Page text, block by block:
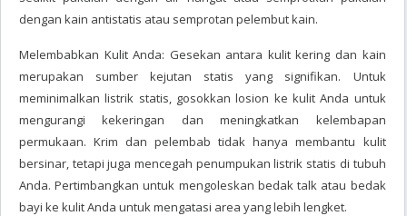
dengan kain antistatis atau semprotan pelembut kain.
Melembabkan Kulit Anda: Gesekan antara kulit kering dan kain
merupakan sumber kejutan statis yang signifikan. Untuk
meminimalkan listrik statis, gosokkan losion ke kulit Anda untuk
mengurangi kekeringan dan meningkatkan kelembapan
permukaan. Krim dan pelembab tidak hanya membantu kulit
bersinar, tetapi juga mencegah penumpukan listrik statis di tubuh
Anda. Pertimbangkan untuk mengoleskan bedak talk atau bedak
bayi ke kulit Anda untuk mengatasi area yang lebih lengket.